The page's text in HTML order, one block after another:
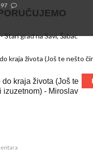
do kraja života (Još te
izuzetnom) - Miroslav